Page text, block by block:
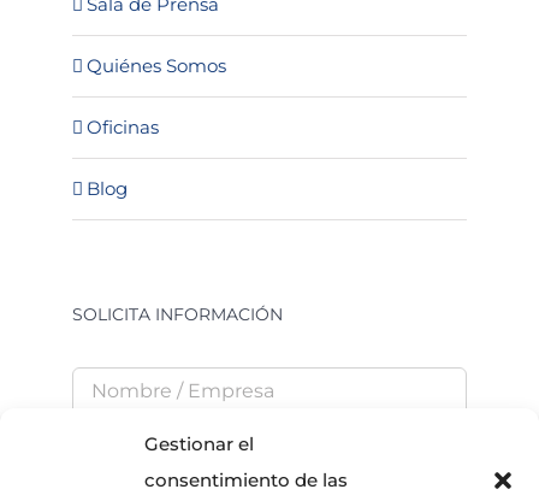
Gestionar el
consentimiento de las
Quiénes Somos
Oficinas
Blog
SOLICITA INFORMACIÓN